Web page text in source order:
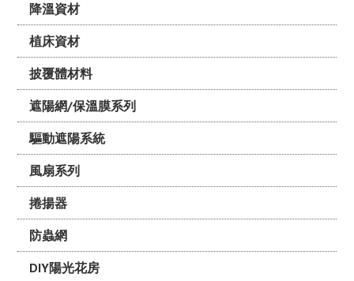
降溫資材
植床資材
披覆體材料
遮陽網/保溫膜系列
驅動遮陽系統
風扇系列
捲揚器
防蟲網
DIY陽光花房